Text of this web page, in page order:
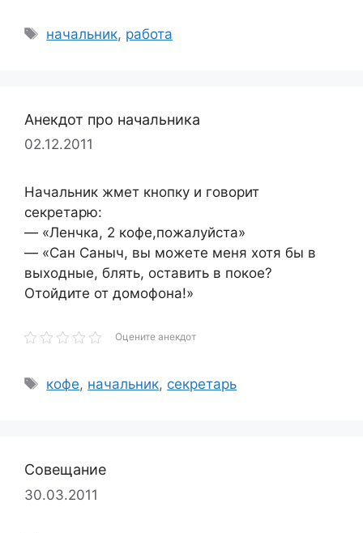
Метки
начальник, работа
Анекдот про начальника
02.12.2011
Начальник жмет кнопку и говорит
секретарю:
— «Ленчка, 2 кофе,пожалуйста»
— «Сан Саныч, вы можете меня хотя бы в
выходные, блять, оставить в покое?
Отойдите от домофона!»
Оцените анекдот
Метки
кофе, начальник, секретарь
Совещание
30.03.2011